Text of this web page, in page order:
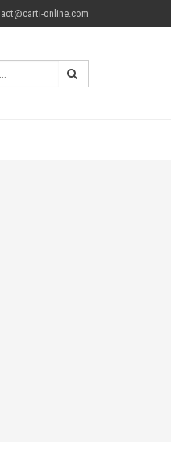
online.com